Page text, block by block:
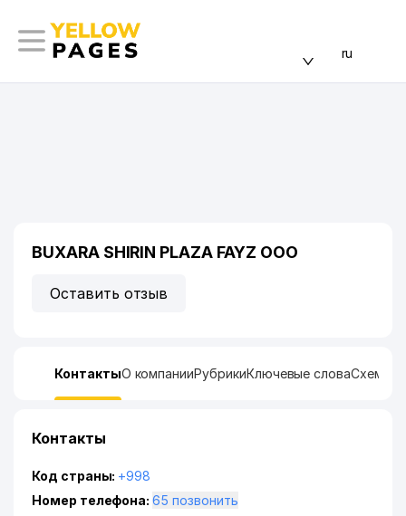
ru
BUXARA SHIRIN PLAZA FAYZ ООО
Оставить отзыв
КонтактыО компанииРубрикиКлючевые словаСхема
Контакты
Код страны: +998
Номер телефона:
65 позвонить